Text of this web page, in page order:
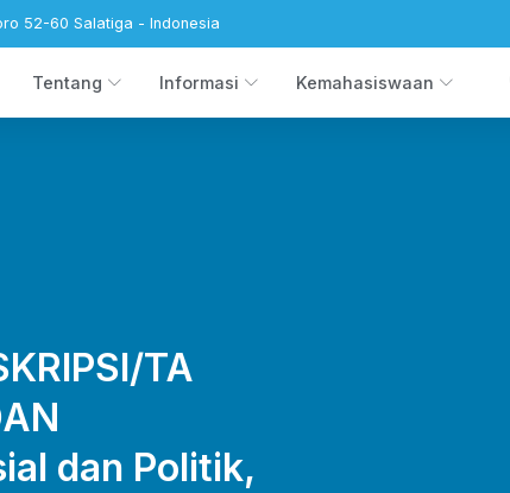
52-60 Salatiga - Indonesia
Tentang Informasi Kemahasiswaan
TA
dan Politik,